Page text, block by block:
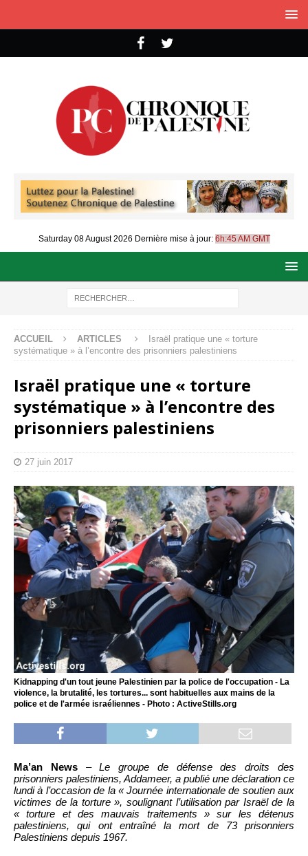
Saturday 08 August 2026 Dernière mise à jour: 6h:45 AM GMT
ACCUEIL ARTICLES
Israël pratique une « torture
systématique » à l’encontre des prisonniers palestiniens
Israël pratique une « torture
systématique » à l’encontre des
prisonniers palestiniens
27 juin 2017
Kidnapping d'un tout jeune Palestinien par la police de l'occupation - La
violence, la brutalité, les tortures... sont habituelles aux mains de la
police et de l'armée israéliennes - Photo : ActiveStills.org
Ma’an News–Le groupe de défense des droits des
prisonniers palestiniens, Addameer, a publié une déclaration ce
lundi à l’occasion de la « Journée internationale de soutien aux
victimes de la torture », soulignant l’utilisation par Israël de la
« torture et des mauvais traitements » sur les détenus
palestiniens, qui ont entraîné la mort de 73 prisonniers
Palestiniens depuis 1967.